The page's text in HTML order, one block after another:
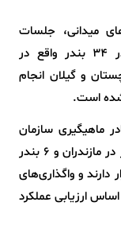
میدانی، جلسات
تخصصی و مذاکرات با مدیران بهره‌بردار در 34 بندر واقع در
و گیلان انجام
شده است.
ماهیگیری سازمان
شیلات ایران، بنادر باقی‌مانده شامل یک بندر در مازندران و 6 بندر
دارند و واگذاری‌های
بر اساس ارزیابی عملکرد